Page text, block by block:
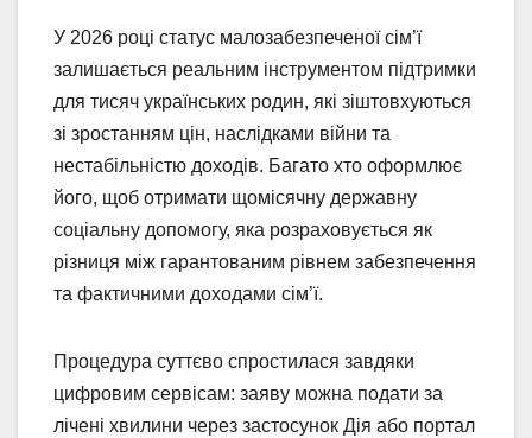
У 2026 році статус малозабезпеченої сім’ї
залишається реальним інструментом підтримки
для тисяч українських родин, які зіштовхуються
зі зростанням цін, наслідками війни та
нестабільністю доходів. Багато хто оформлює
його, щоб отримати щомісячну державну
соціальну допомогу, яка розраховується як
різниця між гарантованим рівнем забезпечення
та фактичними доходами сім’ї.
Процедура суттєво спростилася завдяки
цифровим сервісам: заяву можна подати за
лічені хвилини через застосунок Дія або портал